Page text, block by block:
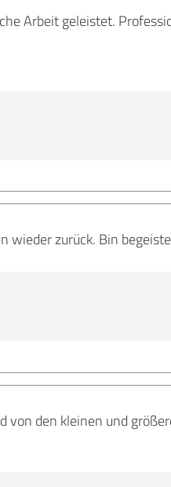
Arbeit geleistet.
wieder zurück. Bin
von den kleinen und